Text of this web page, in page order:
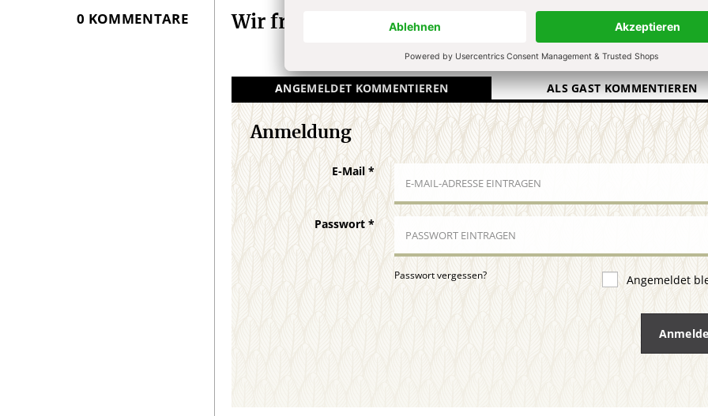
0 KOMMENTARE Wir freuen uns über Ihren Kommentar
ANGEMELDET KOMMENTIEREN ALS GAST KOMMENTIEREN
Anmeldung
E-Mail *
Passwort*
Passwort vergessen? Angemeldet